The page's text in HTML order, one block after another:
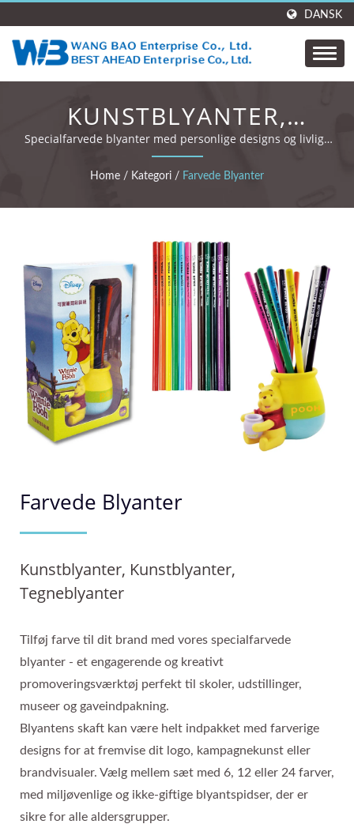
DANSK
KUNSTBLYANTER,
KUNSTBLYANTER,
TEGNEBLYANTER
Specialfarvede blyanter med personlige designs og livlige
trykmuligheder i fuld farve.
Home / Kategori / Farvede Blyanter
Farvede Blyanter
Kunstblyanter, Kunstblyanter,
Tegneblyanter
Tilføj farve til dit brand med vores specialfarvede
blyanter - et engagerende og kreativt
promoveringsværktøj perfekt til skoler, udstillinger,
museer og gaveindpakning.
Blyantens skaft kan være helt indpakket med farverige
designs for at fremvise dit logo, kampagnekunst eller
brandvisualer. Vælg mellem sæt med 6, 12 eller 24 farver,
med miljøvenlige og ikke-giftige blyantspidser, der er
sikre for alle aldersgrupper.